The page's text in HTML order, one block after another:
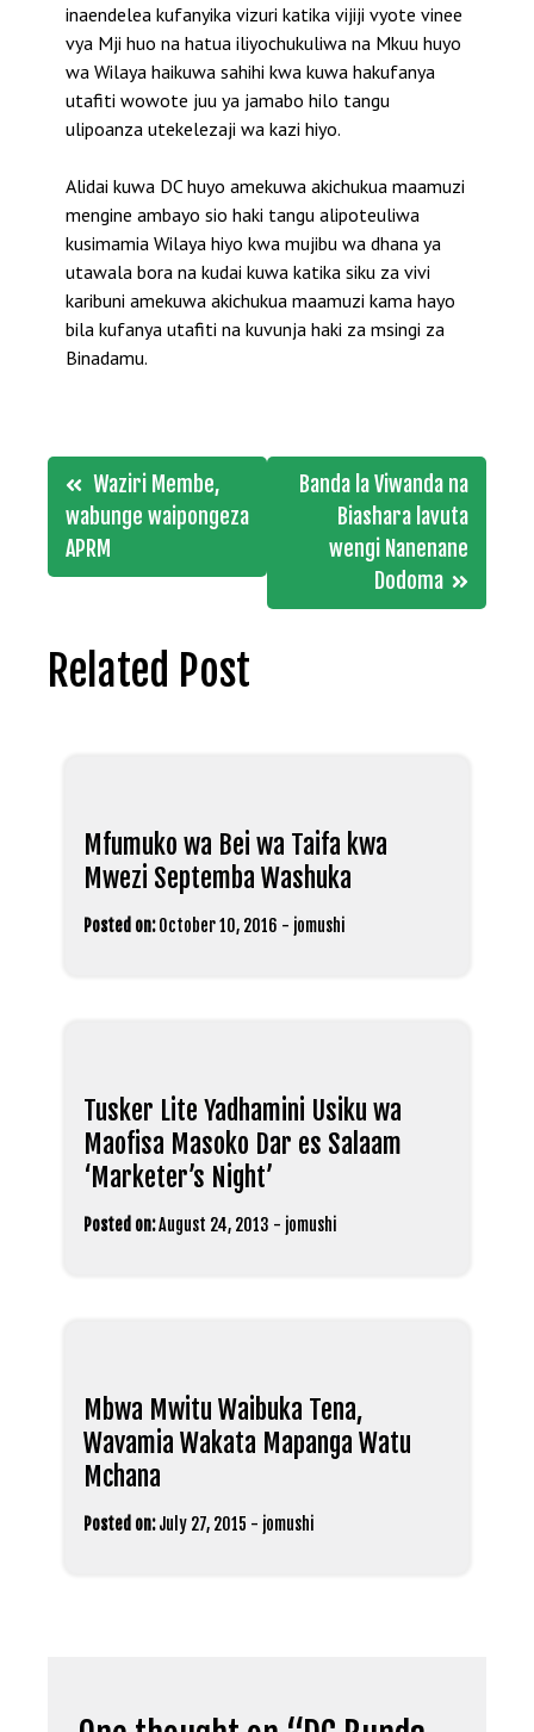
inaendelea kufanyika vizuri katika vijiji vyote vinee
vya Mji huo na hatua iliyochukuliwa na Mkuu huyo
wa Wilaya haikuwa sahihi kwa kuwa hakufanya
utafiti wowote juu ya jamabo hilo tangu
ulipoanza utekelezaji wa kazi hiyo.
Alidai kuwa DC huyo amekuwa akichukua maamuzi
mengine ambayo sio haki tangu alipoteuliwa
kusimamia Wilaya hiyo kwa mujibu wa dhana ya
utawala bora na kudai kuwa katika siku za vivi
karibuni amekuwa akichukua maamuzi kama hayo
bila kufanya utafiti na kuvunja haki za msingi za
Binadamu.
Post
navigation
Waziri Membe,
wabunge waipongeza
APRM
Banda la Viwanda na
Biashara lavuta
wengi Nanenane
Dodoma
Related Post
Mfumuko wa Bei wa Taifa kwa
Mwezi Septemba Washuka
Posted on: October 10, 2016 - jomushi
Tusker Lite Yadhamini Usiku wa
Maofisa Masoko Dar es Salaam
‘Marketer’s Night’
Posted on:August 24, 2013 - jomushi
Mbwa Mwitu Waibuka Tena,
Wavamia Wakata Mapanga Watu
Mchana
Posted on: July 27, 2015 - jomushi